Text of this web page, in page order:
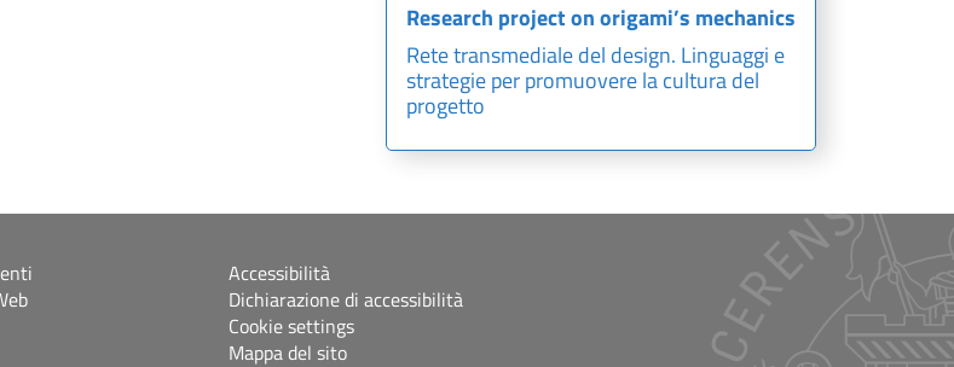
Research project on origami’s mechanics
Rete transmediale del design. Linguaggi e
strategie per promuovere la cultura del
progetto
Accessibilità
Dichiarazione di accessibilità
Cookie settings
Mappa del sito